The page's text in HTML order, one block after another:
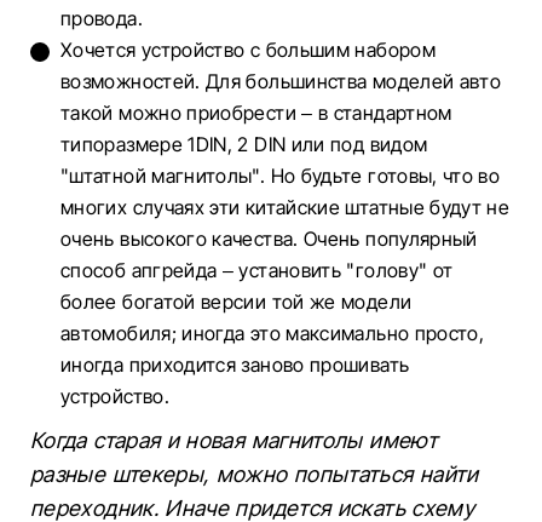
провода.
Хочется устройство с большим набором
возможностей. Для большинства моделей авто
такой можно приобрести – в стандартном
типоразмере 1DIN, 2 DIN или под видом
"штатной магнитолы". Но будьте готовы, что во
многих случаях эти китайские штатные будут не
очень высокого качества. Очень популярный
способ апгрейда – установить "голову" от
более богатой версии той же модели
автомобиля; иногда это максимально просто,
иногда приходится заново прошивать
устройство.
Когда старая и новая магнитолы имеют
разные штекеры, можно попытаться найти
переходник. Иначе придется искать схему